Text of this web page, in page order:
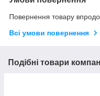
Повернення товару
Всі умови повернення
Подібні товари